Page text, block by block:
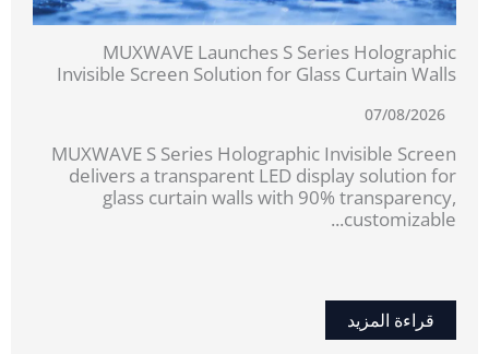
MUXWAVE Launches S Series Holographic
Invisible Screen Solution for Glass Curtain Walls
07/08/2026
MUXWAVE S Series Holographic Invisible Screen
delivers a transparent LED display solution for
glass curtain walls with 90% transparency,
customizable...
قراءة المزيد